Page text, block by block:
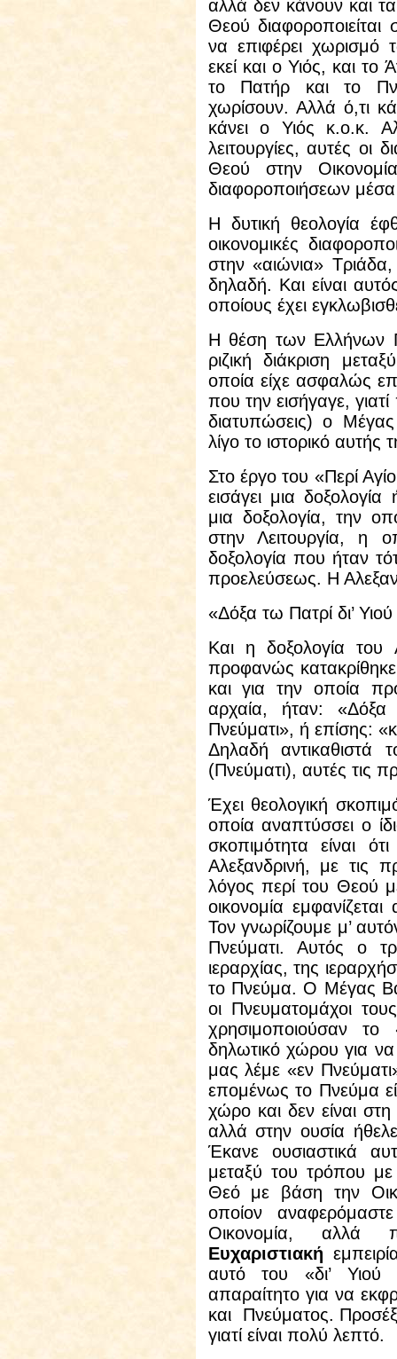
αλλά δεν κάνουν και τα
Θεού
να επιφέρει
εκεί και ο Υιός, και το
το Πατήρ και το
χωρίσουν. Αλλά ό,τι
κάνει ο Υιός κ.ο.κ.
λειτουργίες, αυτές οι
Θεού στην
διαφοροποιήσεων
Η δυτική θεολογία
οικονομικές
στην «αιώνια» Τριάδα,
δηλαδή. Και είναι
οποίους έχει
Η θέση των Ελλήνων
ριζική διάκριση
οποία είχε ασφαλώς
που την εισήγαγε,
διατυπώσεις) ο
λίγο το ιστορικό
Στο έργο του «Περί
εισάγει μια
μια δοξολογία, την
στην Λειτουργία, η
δοξολογία που ήταν
προελεύσεως. Η
«Δόξα τω Πατρί δι’
Και η δοξολογία του
προφανώς
και για την οποία
αρχαία, ήταν:
Πνεύματι», ή επίσης:
Δηλαδή αντικαθιστά
(Πνεύματι), αυτές τις
Έχει θεολογική
οποία αναπτύσσει ο
σκοπιμότητα είναι
Αλεξανδρινή, με τις
λόγος περί του Θεού
οικονομία
Τον γνωρίζουμε μ’
Πνεύματι. Αυτός ο
ιεραρχίας, της
το Πνεύμα. Ο Μέγας
οι Πνευματομάχοι
χρησιμοποιούσαν
δηλωτικό χώρου για
μας λέμε «εν
επομένως το Πνεύμα
χώρο και δεν είναι
αλλά στην ουσία
Έκανε ουσιαστικά
μεταξύ του τρόπου
Θεό με βάση την
οποίον
Οικονομία, αλλά
Ευχαριστιακή
αυτό του «δι’ Υιού
απαραίτητο για να
και Πνεύματος.
γιατί είναι πολύ λεπτό.